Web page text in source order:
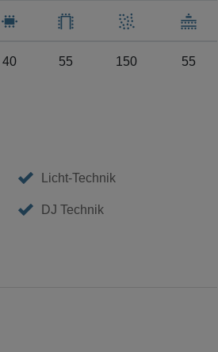
40 55 150 55
Licht-Technik
DJ Technik